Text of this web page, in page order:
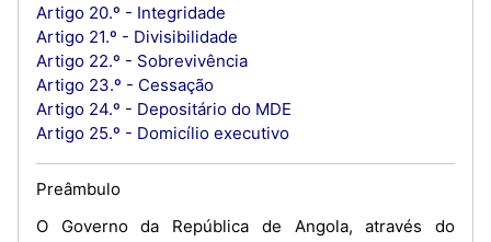
Artigo 20.º - Integridade
Artigo 21.º - Divisibilidade
Artigo 22.º - Sobrevivência
Artigo 23.º - Cessação
Artigo 24.º - Depositário do MDE
Artigo 25.º - Domicílio executivo
Preâmbulo
O Governo da República de Angola, através do